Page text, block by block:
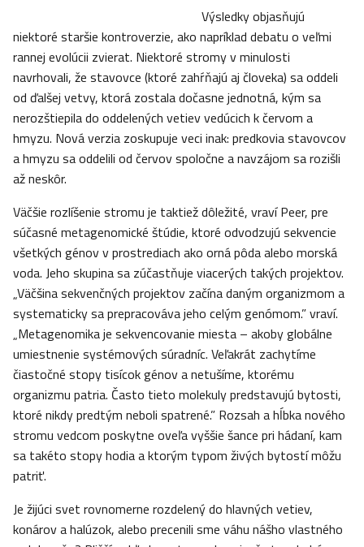
Výsledky objasňujú
niektoré staršie kontroverzie, ako napríklad debatu o veľmi
rannej evolúcii zvierat. Niektoré stromy v minulosti
navrhovali, že stavovce (ktoré zahŕňajú aj človeka) sa oddeli
od ďalšej vetvy, ktorá zostala dočasne jednotná, kým sa
nerozštiepila do oddelených vetiev vedúcich k červom a
hmyzu. Nová verzia zoskupuje veci inak: predkovia stavovcov
a hmyzu sa oddelili od červov spoločne a navzájom sa rozišli
až neskôr.
Väčšie rozlíšenie stromu je taktiež dôležité, vraví Peer, pre
súčasné metagenomické štúdie, ktoré odvodzujú sekvencie
všetkých génov v prostrediach ako orná pôda alebo morská
voda. Jeho skupina sa zúčastňuje viacerých takých projektov.
„Väčšina sekvenčných projektov začína daným organizmom a
systematicky sa prepracováva jeho celým genómom.” vraví.
„Metagenomika je sekvencovanie miesta – akoby globálne
umiestnenie systémových súradníc. Veľakrát zachytíme
čiastočné stopy tisícok génov a netušíme, ktorému
organizmu patria. Často tieto molekuly predstavujú bytosti,
ktoré nikdy predtým neboli spatrené.” Rozsah a hĺbka nového
stromu vedcom poskytne oveľa vyššie šance pri hádaní, kam
sa takéto stopy hodia a ktorým typom živých bytostí môžu
patriť.
Je žijúci svet rovnomerne rozdelený do hlavných vetiev,
konárov a halúzok, alebo precenili sme váhu nášho vlastného